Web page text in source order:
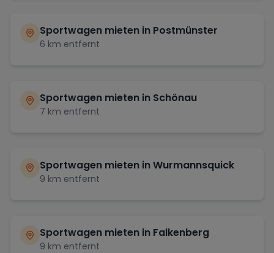
Sportwagen mieten in Postmünster
6 km entfernt
Sportwagen mieten in Schönau
7 km entfernt
Sportwagen mieten inWurmannsquick
9 km entfernt
Sportwagen mieten in Falkenberg
9 km entfernt